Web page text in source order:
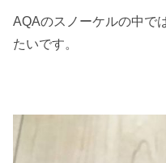
AQAのスノーケルの中で
たいです。